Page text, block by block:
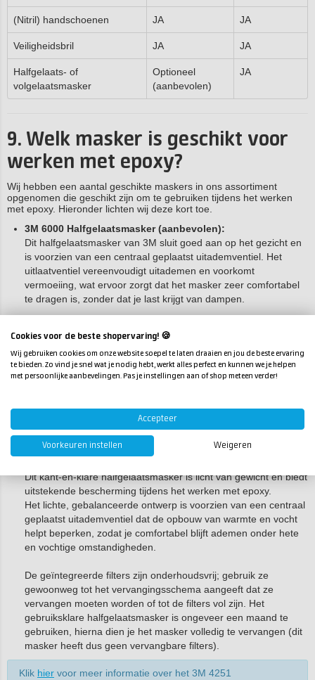
(Nitril) handschoenen JA JA
Veiligheidsbril JA JA
Halfgelaats- of
volgelaatsmasker
Optioneel
(aanbevolen)
JA
9. Welk masker is geschikt voor
werken met epoxy?
Wij hebben een aantal geschikte maskers in ons assortiment
opgenomen die geschikt zijn om te gebruiken tijdens het werken
met epoxy. Hieronder lichten wij deze kort toe.
3M 6000 Halfgelaatsmasker (aanbevolen):
Dit halfgelaatsmasker van 3M sluit goed aan op het gezicht en
is voorzien van een centraal geplaatst uitademventiel. Het
uitlaatventiel vereenvoudigt uitademen en voorkomt
vermoeiing, wat ervoor zorgt dat het masker zeer comfortabel
te dragen is, zonder dat je last krijgt van dampen.
Het uitademventiel van het masker zorgt voor een grotere
duurzaamheid en is tevens eenvoudig schoon te houden. Het
masker is daarnaast zacht en erg licht van gewicht. Voor het
dampmasker heb je twee A2 filters nodig die eenvoudig aan
voor meer informatie over het 3M 6000
Halfgelaatsmasker!
Dit kant-en-klare halfgelaatsmasker is licht van gewicht en biedt
uitstekende bescherming tijdens het werken met epoxy.
Het lichte, gebalanceerde ontwerp is voorzien van een centraal
geplaatst uitademventiel dat de opbouw van warmte en vocht
helpt beperken, zodat je comfortabel blijft ademen onder hete
en vochtige omstandigheden.
De geïntegreerde filters zijn onderhoudsvrij; gebruik ze
gewoonweg tot het vervangingsschema aangeeft dat ze
vervangen moeten worden of tot de filters vol zijn. Het
gebruiksklare halfgelaatsmasker is ongeveer een maand te
gebruiken, hierna dien je het masker volledig te vervangen (dit
masker heeft dus geen vervangbare filters).
Klik hier voor meer informatie over het 3M 4251
Cookies voor de beste shopervaring! 🍪
Wij gebruiken cookies om onze website soepel te laten draaien en jou de beste ervaring
te bieden. Zo vind je snel wat je nodig hebt, werkt alles perfect en kunnen we je helpen
met persoonlijke aanbevelingen. Pas je instellingen aan of shop meteen verder!
Accepteer
Voorkeuren instellen Weigeren